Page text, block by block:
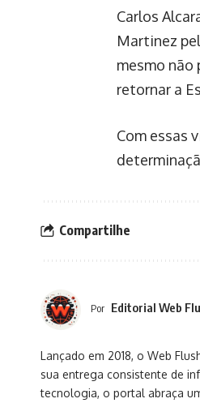
Carlos
Martinez
mesmo não
retornar a
Com essas
Compartilhe
Por Editorial Web
Lançado em 2018, o Web
sua entrega consistente de
tecnologia, o portal abraça